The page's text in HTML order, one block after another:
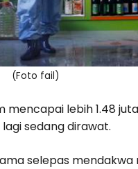
(Foto fail)
lebih 1.48
sedang dirawat.
selepas mendakwa